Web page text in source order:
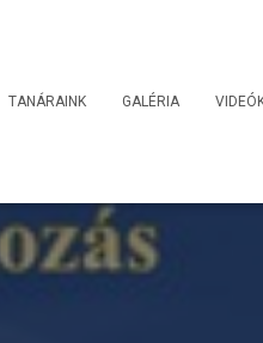
TANÁRAINK GALÉRIA